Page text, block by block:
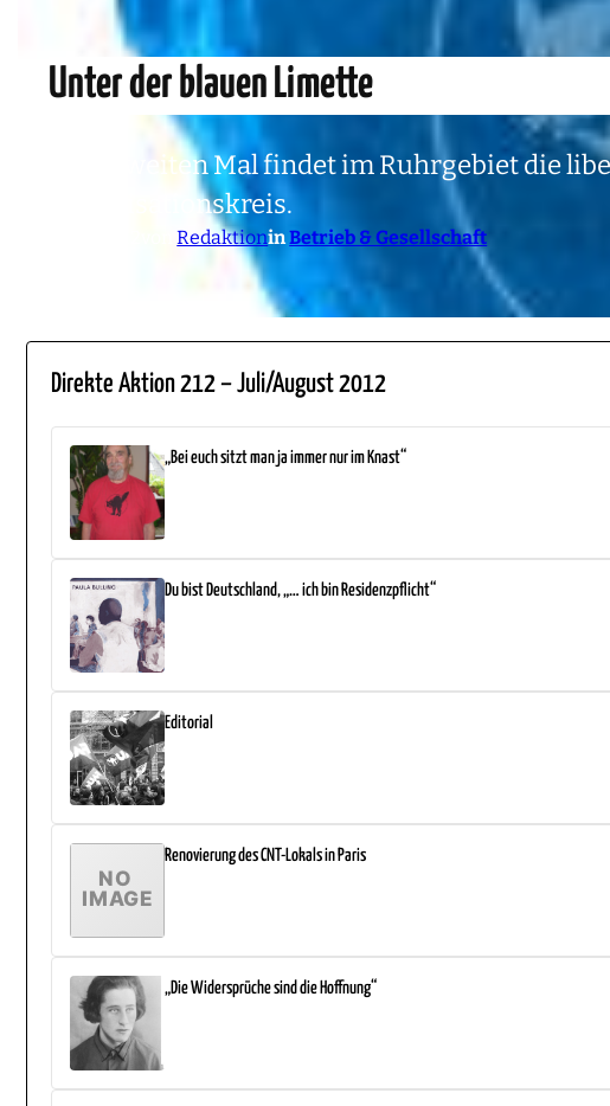
Unter der blauen Limette
Zum zweiten Mal findet im Ruhrgebiet die
Organisationskreis.
vonRedaktioninBetrieb & Gesellschaft
Direkte Aktion 212 – Juli/August 2012
„Bei euch sitzt man ja immer nur im Knast“
Du bist Deutschland, „… ich bin Residenzpflicht“
Editorial
Renovierung des CNT-Lokals in Paris
„Die Widersprüche sind die Hoffnung“